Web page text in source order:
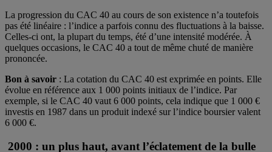
La progression du CAC 40 au cours de son existence n’a toutefois
pas été linéaire : l’indice a parfois connu des fluctuations à la baisse.
Celles-ci ont, la plupart du temps, été d’une intensité modérée. À
quelques occasions, le CAC 40 a tout de même chuté de manière
prononcée.
Bon à savoir : La cotation du CAC 40 est exprimée en points. Elle
évolue en référence aux 1 000 points initiaux de l’indice. Par
exemple, si le CAC 40 vaut 6 000 points, cela indique que 1 000 €
investis en 1987 dans un produit indexé sur l’indice boursier valent
6 000 €.
2000 : un plus haut, avant l’éclatement de la bulle